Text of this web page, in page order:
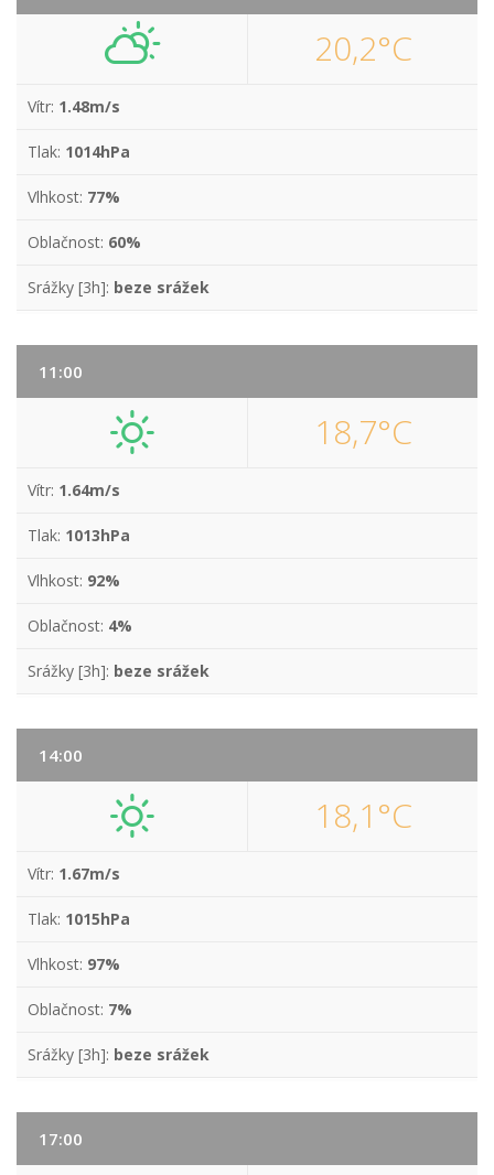
20,2°C
Vítr: 1.48m/s
Tlak: 1014hPa
Vlhkost: 77%
Oblačnost: 60%
Srážky [3h]: beze srážek
11:00
18,7°C
Vítr: 1.64m/s
Tlak: 1013hPa
Vlhkost: 92%
Oblačnost: 4%
Srážky [3h]: beze srážek
14:00
18,1°C
Vítr: 1.67m/s
Tlak: 1015hPa
Vlhkost: 97%
Oblačnost: 7%
Srážky [3h]: beze srážek
17:00